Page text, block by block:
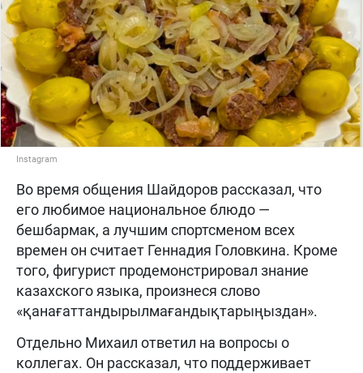
Instagram
Во время общения Шайдоров рассказал, что
его любимое национальное блюдо —
бешбармак, а лучшим спортсменом всех
времен он считает Геннадия Головкина. Кроме
того, фигурист продемонстрировал знание
казахского языка, произнеся слово
«қанағаттандырылмағандықтарыңыздан».
Отдельно Михаил ответил на вопросы о
коллегах. Он рассказал, что поддерживает